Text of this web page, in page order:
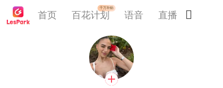
首页
千万补贴
百花计划 语音 直播 